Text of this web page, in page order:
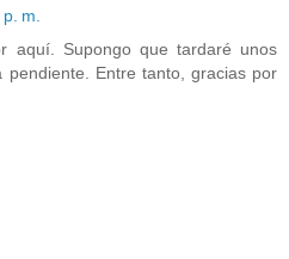
m.
aquí. Supongo que tardaré unos
Entre tanto, gracias por